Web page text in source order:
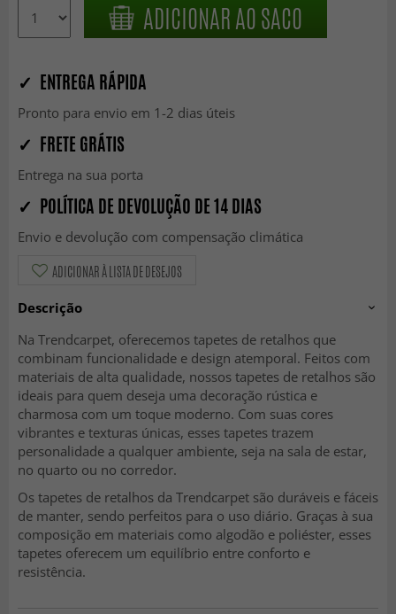
ADICIONAR AO SACO
✓ ENTREGA RÁPIDA
Pronto para envio em 1-2 dias úteis
✓ FRETE GRÁTIS
Entrega na sua porta
✓ POLÍTICA DE DEVOLUÇÃO DE 14 DIAS
Envio e devolução com compensação climática
ADICIONAR À LISTA DE DESEJOS
Descrição
Na Trendcarpet, oferecemos tapetes de retalhos que
combinam funcionalidade e design atemporal. Feitos com
materiais de alta qualidade, nossos tapetes de retalhos são
ideais para quem deseja uma decoração rústica e
charmosa com um toque moderno. Com suas cores
vibrantes e texturas únicas, esses tapetes trazem
personalidade a qualquer ambiente, seja na sala de estar,
no quarto ou no corredor.
Os tapetes de retalhos da Trendcarpet são duráveis e fáceis
de manter, sendo perfeitos para o uso diário. Graças à sua
composição em materiais como algodão e poliéster, esses
tapetes oferecem um equilíbrio entre conforto e
resistência.